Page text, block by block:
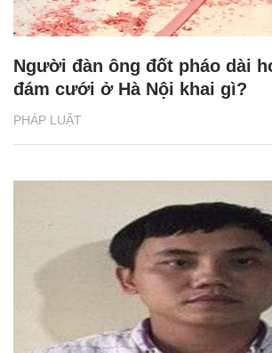
PHÁP LUẬT
Người đàn ông đốt pháo dài
đám cưới ở Hà Nội khai gì?